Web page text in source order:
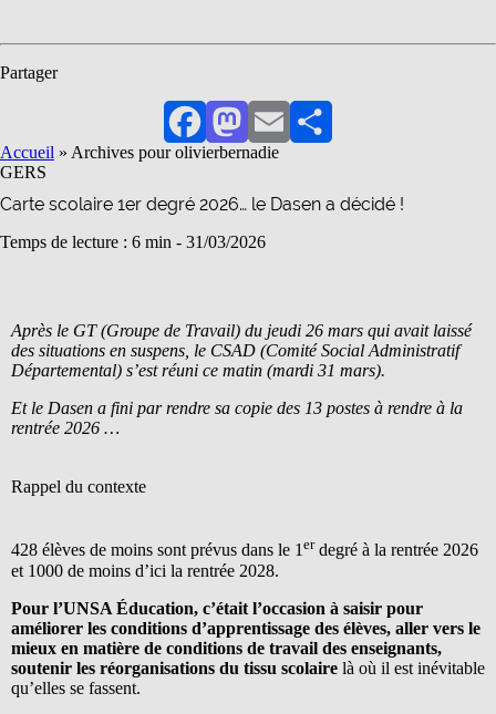
Partager
FacebookMastodon
EmailPartager
Accueil » Archives pour olivierbernadie
GERS
Carte scolaire 1er degré 2026… le Dasen a décidé !
Temps de lecture : 6 min - 31/03/2026
Après le GT (Groupe de Travail) du jeudi 26 mars qui avait laissé
des situations en suspens, le CSAD (Comité Social Administratif
Départemental) s’est réuni ce matin (mardi 31 mars).
Et le Dasen a fini par rendre sa copie des 13 postes à rendre à la
rentrée 2026 …
Rappel du contexte
428 élèves de moins sont prévus dans le 1erdegré à la rentrée 2026
et 1000 de moins d’ici la rentrée 2028.
Pour l’UNSA Éducation, c’était l’occasion à saisir pour
améliorer les conditions d’apprentissage des élèves, aller vers le
mieux en matière de conditions de travail des enseignants,
soutenir les réorganisations du tissu scolaire là où il est inévitable
qu’elles se fassent.